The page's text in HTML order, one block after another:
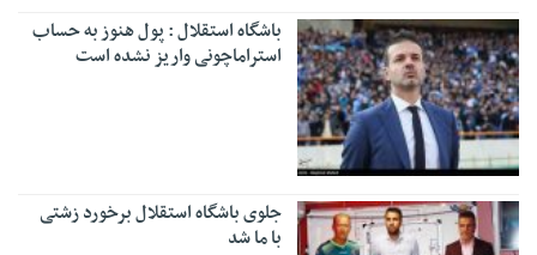
باشگاه استقلال : پول هنوز به حساب
استراماچونی واریز نشده است
جلوی باشگاه استقلال برخورد زشتی
با ما شد